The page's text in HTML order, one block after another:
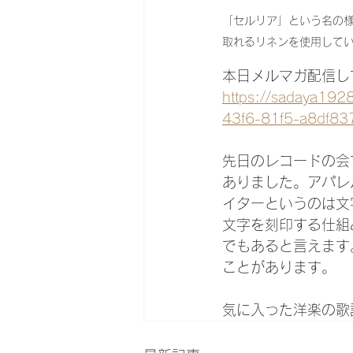
「セルリア」という名の
取れるリネンを使用して
本日メルマガ配信
https://
43f6-81f5-
先日のレコードの
ありました。アパ
イターというのは
文字を刻印する仕
でもあると言えま
ことがあります。
気に入った洋楽の